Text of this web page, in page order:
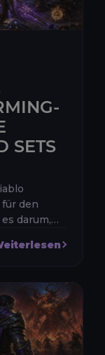
SETS
den
darum,